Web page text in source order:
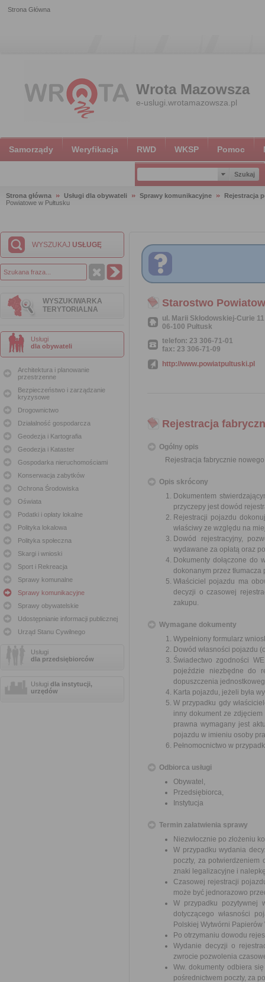
Strona Główna
Wrota Mazowsza
e-uslugi.wrotamazowsza.pl
Samorządy Weryfikacja RWD WKSP Pomoc
Strona główna Usługi dla obywateli Sprawy komunikacyjne
Rejestracja
Powiatowe w Pułtusku
WYSZUKAJ USŁUGĘ
WYSZUKIWARKA
TERYTORIALNA
Usługi
dla obywateli
Architektura i planowanie
przestrzenne
Bezpieczeństwo i zarządzanie
kryzysowe
Drogownictwo
Działalność gospodarcza
Geodezja i Kartografia
Geodezja i Kataster
Gospodarka nieruchomościami
Konserwacja zabytków
Ochrona Środowiska
Oświata
Podatki i opłaty lokalne
Polityka lokalowa
Polityka społeczna
Skargi i wnioski
Sport i Rekreacja
Sprawy komunalne
Sprawy komunikacyjne
Sprawy obywatelskie
Udostępnianie informacji publicznej
Urząd Stanu Cywilnego
Usługi
dla przedsiębiorców
Usługi dla instytucji,
urzędów
Starostwo
ul. Marii Skłodowskiej-Curie 11
06-100 Pułtusk
telefon: 23 306-71-01
fax: 23 306-71-09
http://www.powiatpultuski.pl
Rejestracja
Ogólny opis
Rejestracja fabrycznie
Opis skrócony
Dokumentem
przyczepy jest dowód
Rejestracji pojazdu
właściwy ze względu na
Dowód rejestracyjny,
wydawane za opłatą oraz
Dokumenty dołączone do
dokonanym przez tłumacza
Właściciel pojazdu ma
decyzji o czasowej
zakupu.
Wymagane dokumenty
Wypełniony formularz
Dowód własności pojazdu
Świadectwo zgodności
pojeździe niezbędne do
dopuszczenia
Karta pojazdu, jeżeli była
W przypadku gdy
inny dokument ze
prawna wymagany jest
pojazdu w imieniu osoby
Pełnomocnictwo w
Odbiorca usługi
Obywatel,
Przedsiębiorca,
Instytucja
Termin załatwienia sprawy
Niezwłocznie po złożeniu
W przypadku wydania
poczty, za potwierdzeniem
znaki legalizacyjne i
Czasowej rejestracji
może być jednorazowo
W przypadku pozytywnej
dotyczącego własności
Polskiej Wytwórni
Po otrzymaniu dowodu
Wydanie decyzji o
zwrocie pozwolenia
Ww. dokumenty odbiera
pośrednictwem poczty, za